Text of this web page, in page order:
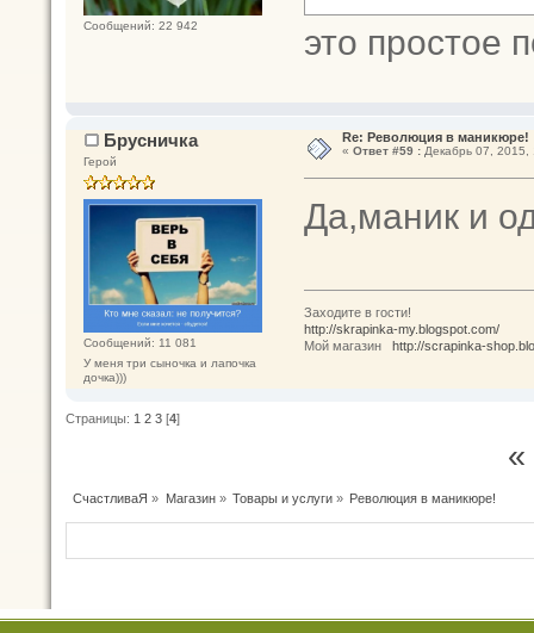
Сообщений: 22 942 это простое
Брусничка
Герой
Сообщений: 11 081
У меня три сыночка и лапочка
дочка)))
Re: Революция в маникюре!
« Ответ #59 :Декабрь 07, 2015,
Да,маник и
Заходите в гости!
http://skrapinka-my.blogspot.com/
Мой магазин http://scrapinka-
Страницы: 1 2 3 [4]
СчастливаЯ » Магазин» Товары и услуги» Революция в маникюре!